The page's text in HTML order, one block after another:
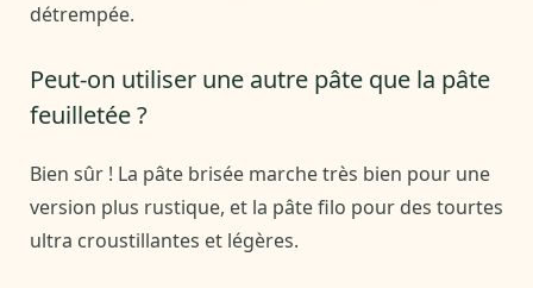
détrempée.
Peut-on utiliser une autre pâte que la pâte
feuilletée ?
Bien sûr ! La pâte brisée marche très bien pour une
version plus rustique, et la pâte filo pour des tourtes
ultra croustillantes et légères.